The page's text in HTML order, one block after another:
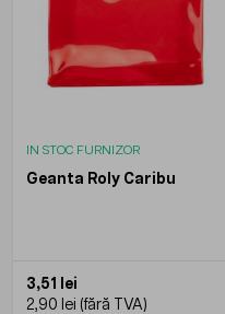
IN STOC FURNIZOR
Geanta Roly Caribu
3,51 lei
2,90 lei